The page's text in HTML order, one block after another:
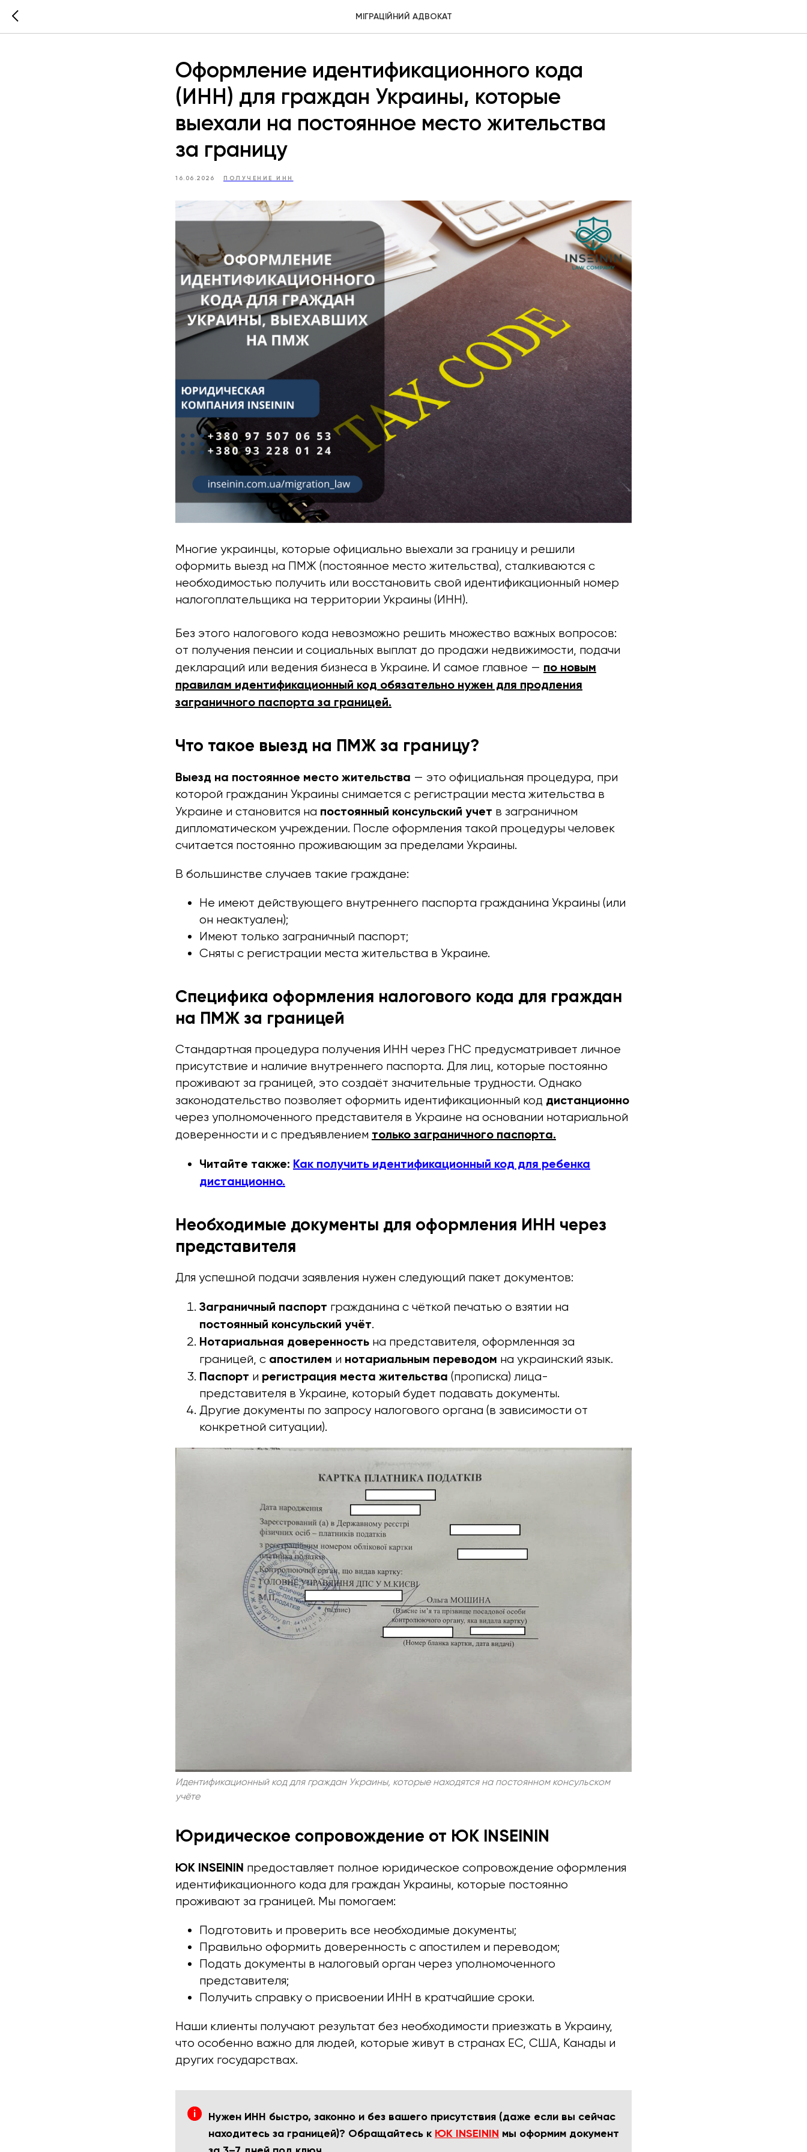
МІГРАЦІЙНИЙ АДВОКАТ
Оформление идентификационного кода
(ИНН) для граждан Украины, которые
выехали на постоянное место жительства
за границу
16.06.2026 ПОЛУЧЕНИЕ ИНН
Многие украинцы, которые официально выехали за границу и решили
оформить выезд на ПМЖ (постоянное место жительства), сталкиваются с
необходимостью получить или восстановить свой идентификационный номер
налогоплательщика на территории Украины (ИНН).
Без этого налогового кода невозможно решить множество важных вопросов:
от получения пенсии и социальных выплат до продажи недвижимости, подачи
деклараций или ведения бизнеса в Украине. И самое главное — по новым
правилам идентификационный код обязательно нужен для продления
заграничного паспорта за границей.
Что такое выезд на ПМЖ за границу?
Выезд на постоянное место жительства — это официальная процедура, при
которой гражданин Украины снимается с регистрации места жительства в
Украине и становится на постоянный консульский учет в заграничном
дипломатическом учреждении. После оформления такой процедуры человек
считается постоянно проживающим за пределами Украины.
В большинстве случаев такие граждане:
Не имеют действующего внутреннего паспорта гражданина Украины (или
он неактуален);
Имеют только заграничный паспорт;
Сняты с регистрации места жительства в Украине.
Специфика оформления налогового кода для граждан
на ПМЖ за границей
Стандартная процедура получения ИНН через ГНС предусматривает личное
присутствие и наличие внутреннего паспорта. Для лиц, которые постоянно
проживают за границей, это создаёт значительные трудности. Однако
законодательство позволяет оформить идентификационный код дистанционно
через уполномоченного представителя в Украине на основании нотариальной
доверенности и с предъявлением только заграничного паспорта.
Читайте также: Как получить идентификационный код для ребенка
дистанционно.
Необходимые документы для оформления ИНН через
представителя
Для успешной подачи заявления нужен следующий пакет документов:
Заграничный паспорт гражданина с чёткой печатью о взятии на
постоянный консульский учёт.
Нотариальная доверенность на представителя, оформленная за
границей, с апостилем и нотариальным переводом на украинский язык.
Паспорт и регистрация места жительства (прописка) лица-
представителя в Украине, который будет подавать документы.
Другие документы по запросу налогового органа (в зависимости от
конкретной ситуации).
Идентификационный код для граждан Украины, которые находятся на постоянном консульском
учёте
Юридическое сопровождение от ЮК INSEININ
ЮК INSEININ предоставляет полное юридическое сопровождение оформления
идентификационного кода для граждан Украины, которые постоянно
проживают за границей. Мы помогаем:
Подготовить и проверить все необходимые документы;
Правильно оформить доверенность с апостилем и переводом;
Подать документы в налоговый орган через уполномоченного
представителя;
Получить справку о присвоении ИНН в кратчайшие сроки.
Наши клиенты получают результат без необходимости приезжать в Украину,
что особенно важно для людей, которые живут в странах ЕС, США, Канады и
других государствах.
Нужен ИНН быстро, законно и без вашего присутствия (даже если вы сейчас
находитесь за границей)? Обращайтесь к ЮК INSEININ мы оформим документ